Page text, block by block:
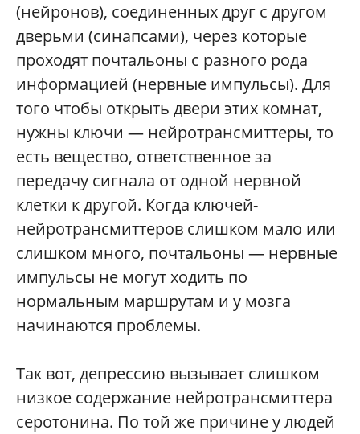
(нейронов), соединенных друг с другом
дверьми (синапсами), через которые
проходят почтальоны с разного рода
информацией (нервные импульсы). Для
того чтобы открыть двери этих комнат,
нужны ключи — нейротрансмиттеры, то
есть вещество, ответственное за
передачу сигнала от одной нервной
клетки к другой. Когда ключей-
нейротрансмиттеров слишком мало или
слишком много, почтальоны — нервные
импульсы не могут ходить по
нормальным маршрутам и у мозга
начинаются проблемы.
Так вот, депрессию вызывает слишком
низкое содержание нейротрансмиттера
серотонина. По той же причине у людей